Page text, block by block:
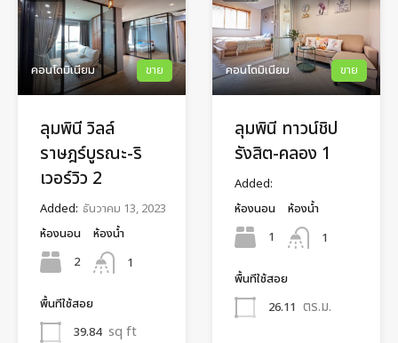
คอนโดมิเนียม ขาย
ลุมพินี วิลล์
ราษฎร์บูรณะ-ริ
เวอร์วิว 2
Added: ธันวาคม 13, 2023
ห้องนอน
2
ห้องน้ำ
1
พื้นทีใช้สอย
39.84 sq ft
คอนโดมิเนียม ขาย
ลุมพินี ทาวน์ชิป
รังสิต-คลอง 1
Added:
ห้องนอน
1
ห้องน้ำ
1
พื้นทีใช้สอย
26.11 ตร.ม.